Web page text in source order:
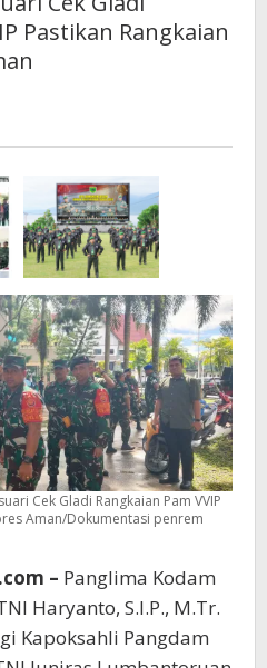
Pastikan Rangkaian
Cek Gladi Rangkaian Pam VVIP
Aman/Dokumentasi penrem
– Panglima Kodam
Haryanto, S.I.P., M.Tr.
Kapoksahli Pangdam